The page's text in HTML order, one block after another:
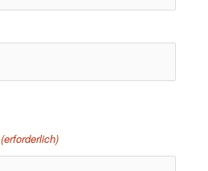
(erforderlich)